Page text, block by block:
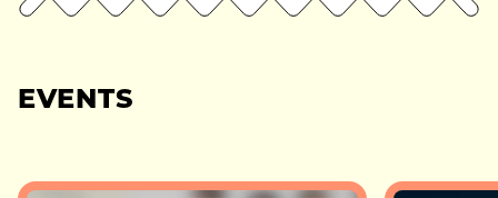
EVENTS